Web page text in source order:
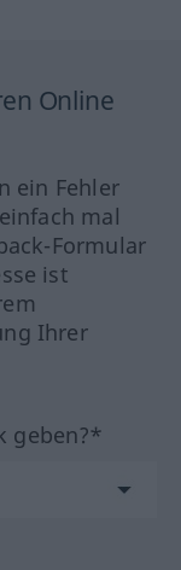
Online
ein Fehler
mal
Formular
ist
Ihrer
geben?*